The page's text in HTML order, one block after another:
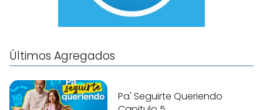
Últimos Agregados
Pa' Seguirte Queriendo